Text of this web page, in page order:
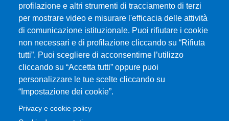
profilazione e altri strumenti di tracciamento di terzi
per mostrare video e misurare l'efficacia delle attività
di comunicazione istituzionale. Puoi rifiutare i cookie
non necessari e di profilazione cliccando su “Rifiuta
tutti”. Puoi scegliere di acconsentirne l’utilizzo
cliccando su “Accetta tutti” oppure puoi
personalizzare le tue scelte cliccando su
“Impostazione dei cookie”.
Privacy e cookie policy
Università degli Studi di Messina
Piazza Pugliatti, 1 - 98122 Messina
Cod. Fiscale 80004070837
P.IVA 00724160833
Centralino: 090 676 1
MENÙ SOCIAL
MENÙ FOOTER 1
Accessibilità